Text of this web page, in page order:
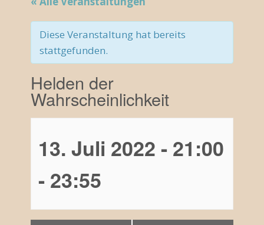
Diese Veranstaltung hat bereits
stattgefunden.
Helden der
Wahrscheinlichkeit
13. Juli 2022 - 21:00
- 23:55